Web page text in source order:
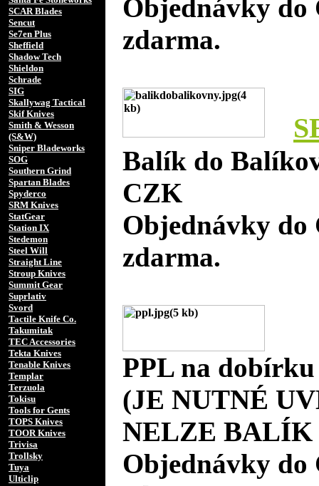
SCAR Blades
Sencut
Se7en Plus
Sheffield
Shadow Tech
Shieldon
Schrade
SIG
Skallywag Tactical
Skif Knives
Smith & Wesson
(S&W)
Sniper Bladeworks
SOG
Southern Grind
Spartan Blades
Spyderco
SRM Knives
StatGear
Station IX
Stedemon
Steel Will
Straight Line
Stroup Knives
Summit Gear
Suprlativ
Svord
Tactile Knife Co.
Takumitak
TEC Accessories
Tekta Knives
Tenable Knives
Templar
Terzuola
Tokisu
Tools for Gents
TOPS Knives
TOOR Knives
Trivisa
Trollsky
Tuya
Ulticlip
Objednávky do
zdarma.
Balík do
CZK
Objednávky do
zdarma.
PPL na
(JE NUTNÉ
NELZE BALÍK
Objednávky do